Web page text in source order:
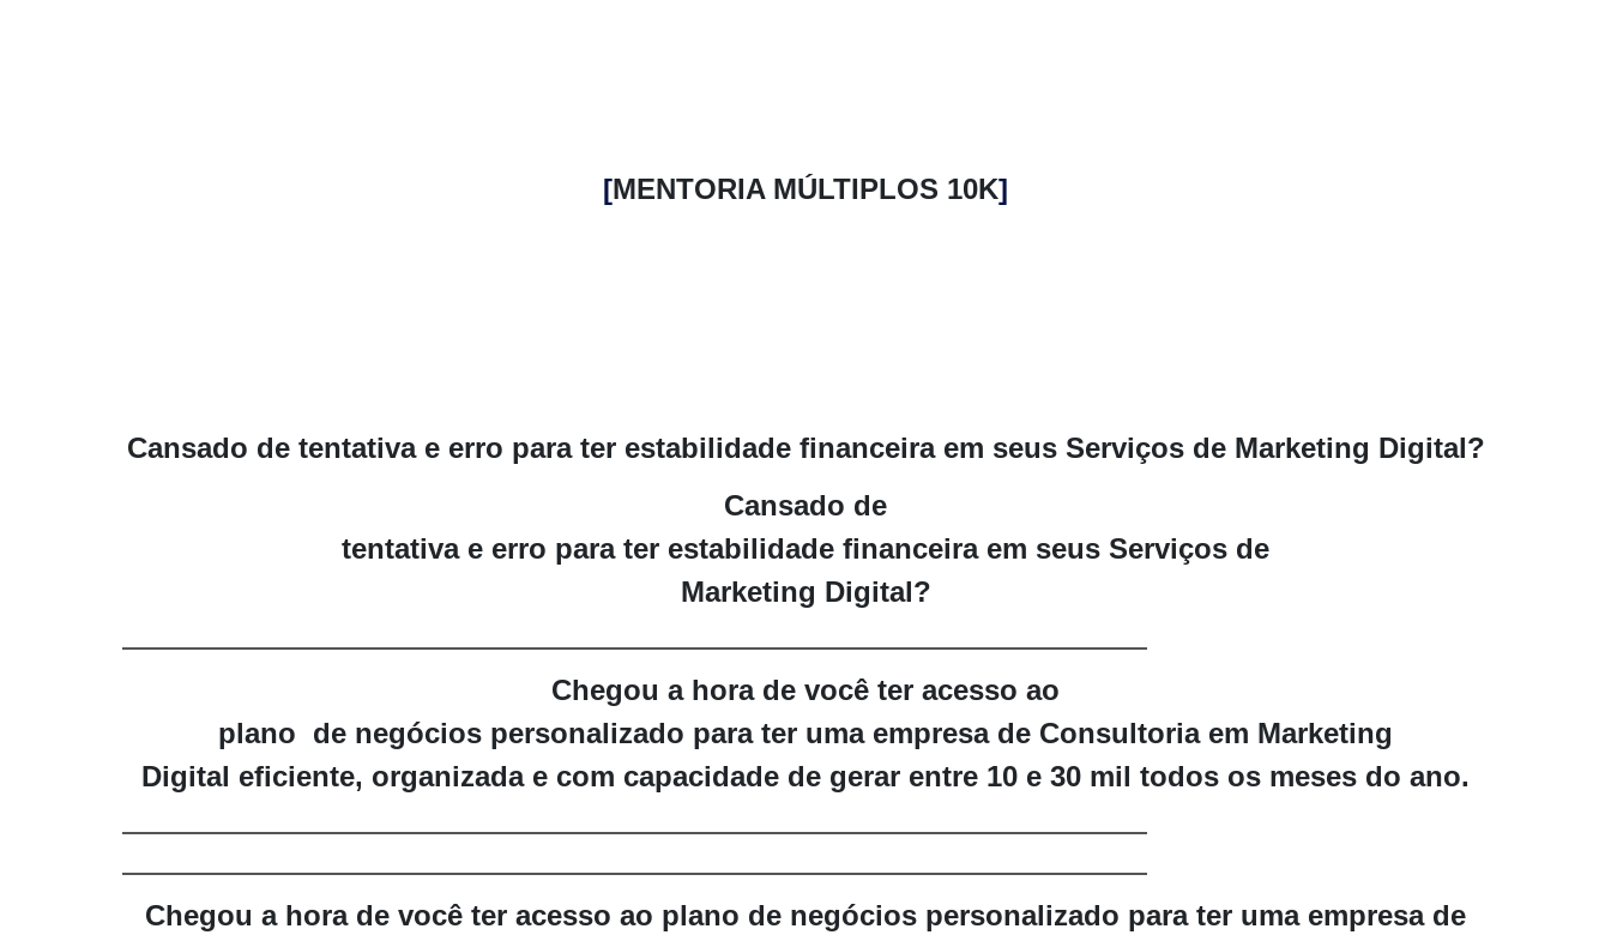
[MENTORIA MÚLTIPLOS 10K]
Cansado de tentativa e erro para ter estabilidade financeiraem seus Serviços de Marketing Digital?
Cansado de
tentativa e erro para ter estabilidade financeiraem seus Serviços de
Marketing Digital?
Chegou a hora de você ter acesso ao
plano de negócios personalizado para ter uma empresa de Consultoria em Marketing
Digital eficiente, organizada e com capacidade de gerar entre 10 e 30 mil todos os meses do ano.
Chegou a hora de você ter acesso ao plano de negócios personalizado para ter uma empresa de